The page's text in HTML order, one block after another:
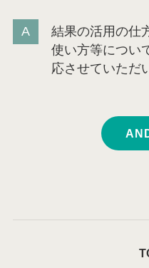
結果の活用の仕
使い方等につい
応させていただ